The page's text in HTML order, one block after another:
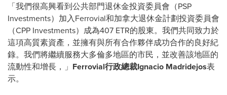
「我們很高興看到公共部門退休金投資委員會（PSP
Investments）加入Ferrovial和加拿大退休金計劃投資委員會
（CPP Investments）成為407 ETR的股東。我們共同致力於
這項高質素資產，並擁有與所有合作夥伴成功合作的良好紀
錄。我們將繼續服務大多倫多地區的市民，並改善該地區的
流動性和增長，」 Ferrovial行政總裁Ignacio Madridejos表
示。